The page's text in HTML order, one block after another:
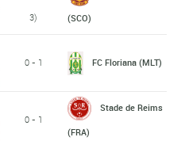
3)
(SCO)
0 - 1
FC Floriana (MLT)
0 - 1
Stade de Reims
(FRA)